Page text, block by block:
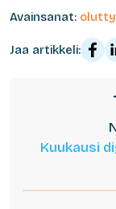
Avainsanat:
Jaa artikkeli:
Kuukausi